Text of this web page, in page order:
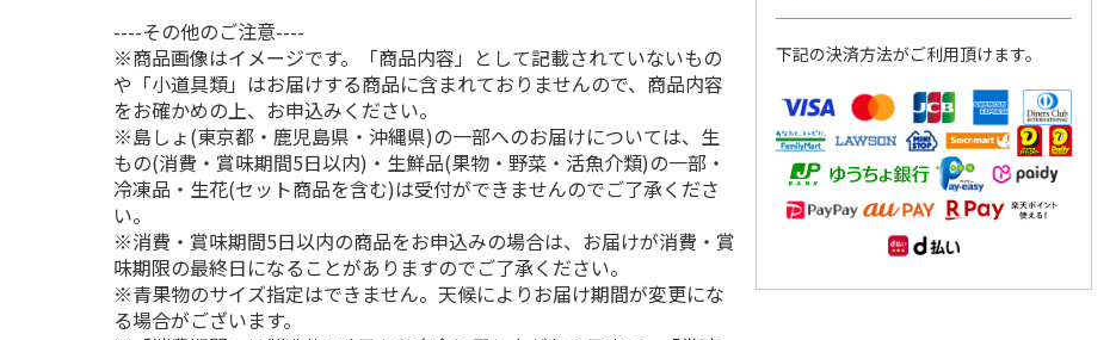
----その他のご注意----
※商品画像はイメージです。「商品内容」として記載されていないもの
や「小道具類」はお届けする商品に含まれておりませんので、商品内容
をお確かめの上、お申込みください。
※島しょ(東京都・鹿児島県・沖縄県)の一部へのお届けについては、生
もの(消費・賞味期間5日以内)・生鮮品(果物・野菜・活魚介類)の一部・
冷凍品・生花(セット商品を含む)は受付ができませんのでご了承くださ
い。
※消費・賞味期間5日以内の商品をお申込みの場合は、お届けが消費・賞
味期限の最終日になることがありますのでご了承ください。
※青果物のサイズ指定はできません。天候によりお届け期間が変更にな
る場合がございます。
下記の決済方法がご利用頂けます。